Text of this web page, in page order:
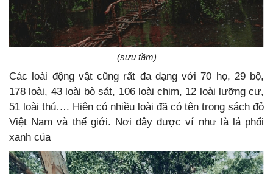
(sưu tầm)
Các loài động vật cũng rất đa dạng với 70 họ, 29 bộ,
178 loài, 43 loài bò sát, 106 loài chim, 12 loài lưỡng cư,
51 loài thú…. Hiện có nhiều loài đã có tên trong sách đỏ
Việt Nam và thế giới. Nơi đây được ví như là lá phổi
xanh của